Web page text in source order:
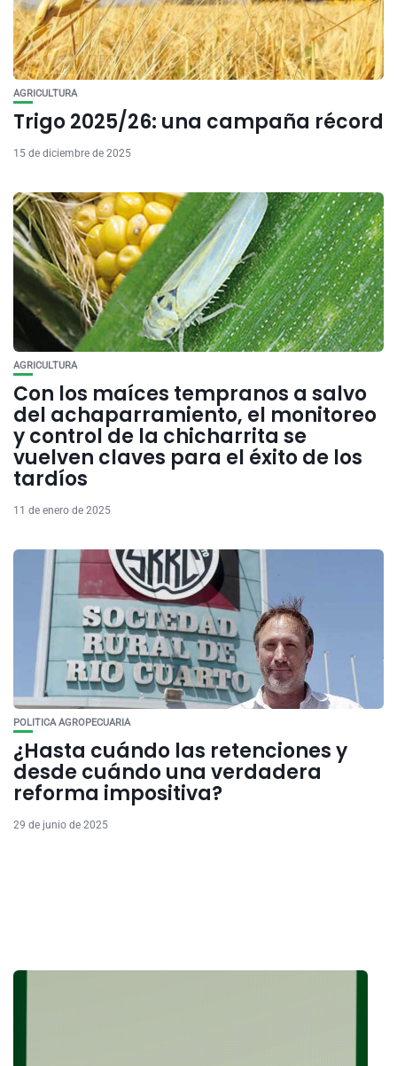
AGRICULTURA
Trigo 2025/26: una campaña récord
15 de diciembre de 2025
AGRICULTURA
Con los maíces tempranos a salvo
del achaparramiento, el monitoreo
y control de la chicharrita se
vuelven claves para el éxito de los
tardíos
11 de enero de 2025
POLITICA AGROPECUARIA
¿Hasta cuándo las retenciones y
desde cuándo una verdadera
reforma impositiva?
29 de junio de 2025